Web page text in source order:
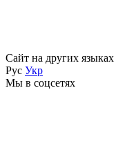
Сайт на других языках
Рус Укр
Мы в соцсетях